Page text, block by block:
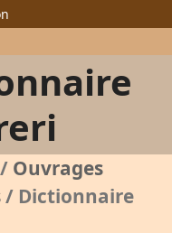
/ Ouvrages
/ Dictionnaire